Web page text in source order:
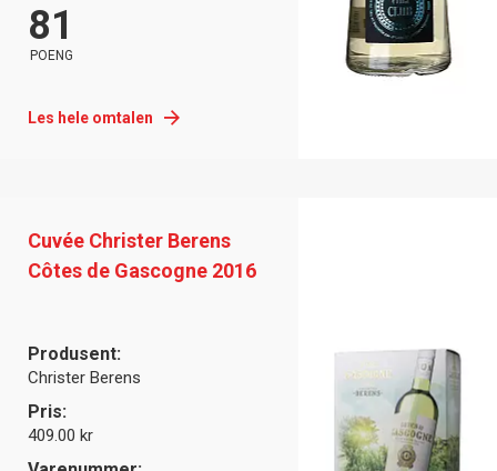
81
POENG
Les hele omtalen
Cuvée Christer Berens
Côtes de Gascogne 2016
Produsent:
Christer Berens
Pris:
409.00 kr